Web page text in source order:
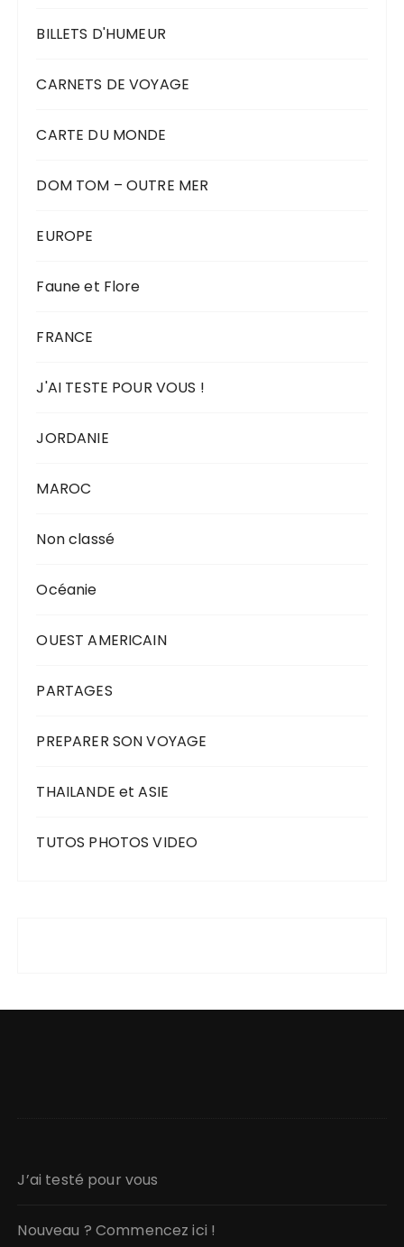
BILLETS D'HUMEUR
CARNETS DE VOYAGE
CARTE DU MONDE
DOM TOM – OUTRE MER
EUROPE
Faune et Flore
FRANCE
J'AI TESTE POUR VOUS !
JORDANIE
MAROC
Non classé
Océanie
OUEST AMERICAIN
PARTAGES
PREPARER SON VOYAGE
THAILANDE et ASIE
TUTOS PHOTOS VIDEO
J’ai testé pour vous
Nouveau ? Commencez ici !